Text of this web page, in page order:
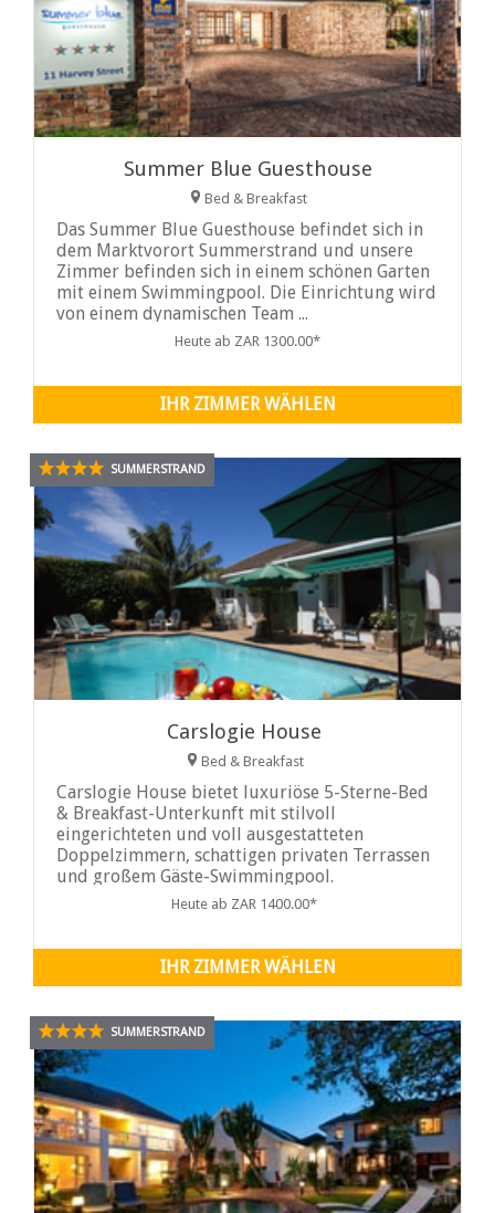
Summer Blue Guesthouse
Bed & Breakfast
Das Summer Blue Guesthouse befindet sich in
dem Marktvorort Summerstrand und unsere
Zimmer befinden sich in einem schönen Garten
mit einem Swimmingpool. Die Einrichtung wird
von einem dynamischen Team ...
Heute ab ZAR 1300.00*
IHR ZIMMER WÄHLEN
SUMMERSTRAND
Carslogie House
Bed & Breakfast
Carslogie House bietet luxuriöse 5-Sterne-Bed
& Breakfast-Unterkunft mit stilvoll
eingerichteten und voll ausgestatteten
Doppelzimmern, schattigen privaten Terrassen
und großem Gäste-Swimmingpool.
Heute ab ZAR 1400.00*
IHR ZIMMER WÄHLEN
SUMMERSTRAND